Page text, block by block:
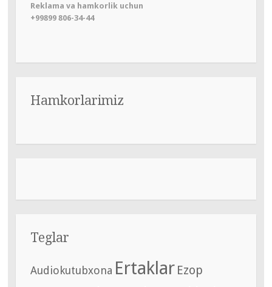
Reklama va hamkorlik uchun
+99899 806-34-44
Hamkorlarimiz
Teglar
Audiokutubxona Ertaklar Ezop